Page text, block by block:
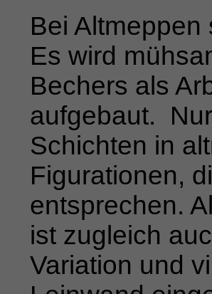
Bei
Es wird
Bechers als
aufgebaut.
Schichten in
Figurationen,
entsprechen.
ist zugleich
Variation und